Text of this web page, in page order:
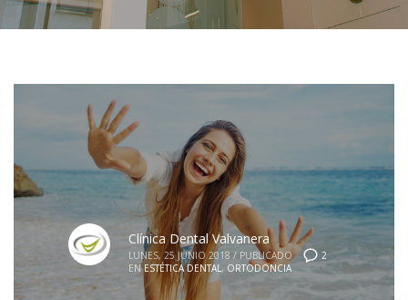
2
Clínica Dental Valvanera
LUNES, 25 JUNIO 2018 / PUBLICADO
EN ESTÉTICA DENTAL , ORTODONCIA